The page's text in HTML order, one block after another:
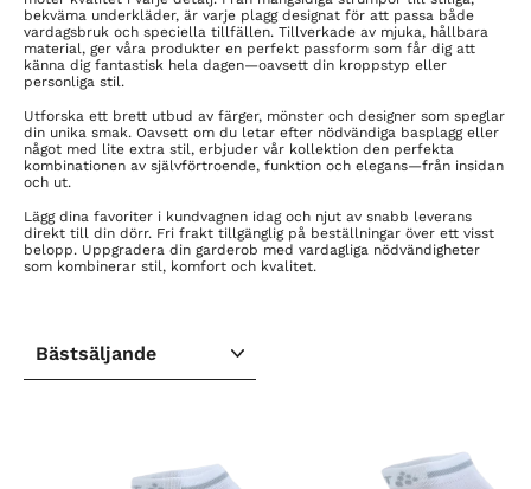
bekväma underkläder, är varje plagg designat för att passa både
vardagsbruk och speciella tillfällen. Tillverkade av mjuka, hållbara
material, ger våra produkter en perfekt passform som får dig att
känna dig fantastisk hela dagen—oavsett din kroppstyp eller
personliga stil.
Utforska ett brett utbud av färger, mönster och designer som speglar
din unika smak. Oavsett om du letar efter nödvändiga basplagg eller
något med lite extra stil, erbjuder vår kollektion den perfekta
kombinationen av självförtroende, funktion och elegans—från insidan
och ut.
Lägg dina favoriter i kundvagnen idag och njut av snabb leverans
direkt till din dörr. Fri frakt tillgänglig på beställningar över ett visst
belopp. Uppgradera din garderob med vardagliga nödvändigheter
som kombinerar stil, komfort och kvalitet.